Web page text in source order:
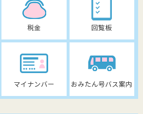
税金 回覧板
マイナンバー おみたん号バス案内